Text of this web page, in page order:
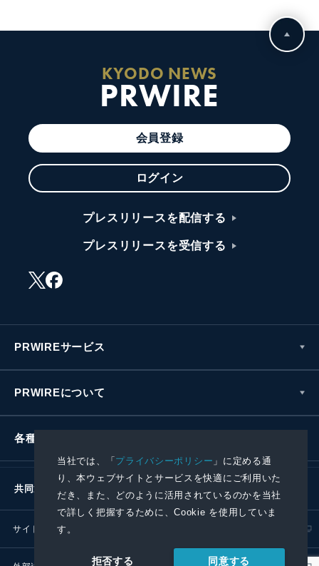
当社では、「プライバシーポリシー 」に定める通
り、本ウェブサイトとサービスを快適にご利用いた
だき、また、どのように活用されているのかを当社
で詳しく把握するために、Cookie を使用していま
す。
拒否する 同意する
KYODO NEWS
PRWIRE
会員登録
ログイン
プレスリリースを配信する
プレスリリースを受信する
PRWIREサービス
PRWIREについて
各種お問い合わせ
共同通信社グループ
サイトポリシー